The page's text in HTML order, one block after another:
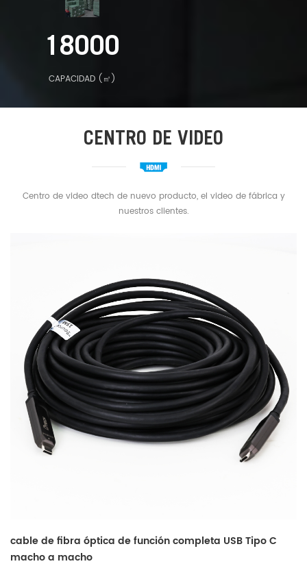
18000
CAPACIDAD (㎡)
CENTRO DE VIDEO
Centro de video dtech de nuevo producto, el video de fábrica y
nuestros clientes.
cable de fibra óptica de función completa USB Tipo C
macho a macho